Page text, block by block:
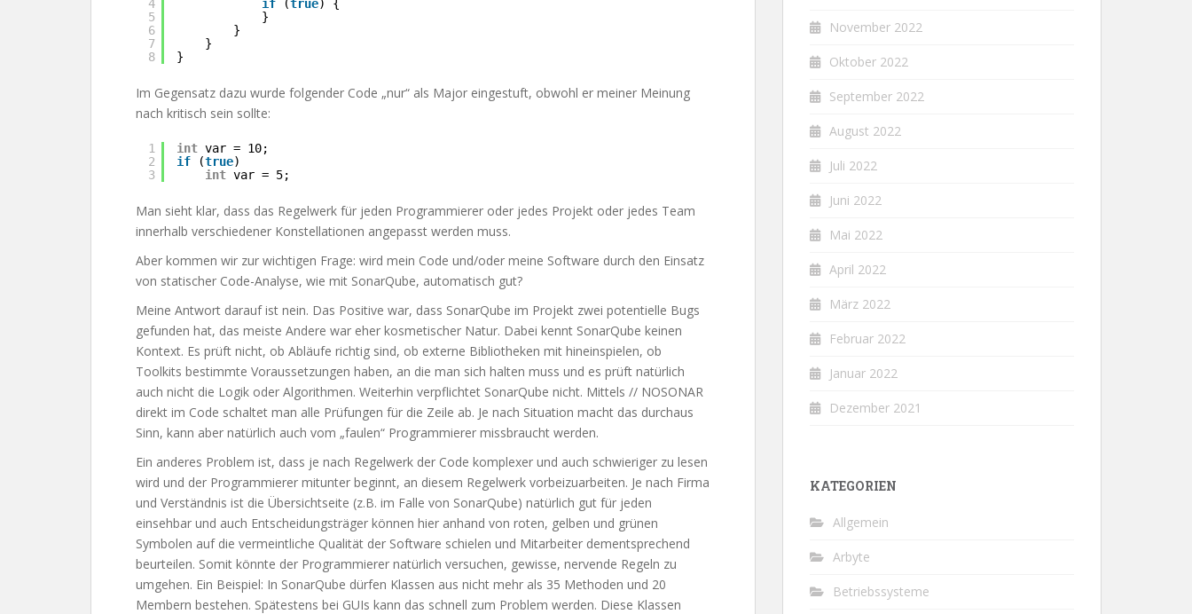
4
5
6
7
8
if
(true) {
}
}
}
}
Im Gegensatz dazu wurde folgender Code „nur“ als Major eingestuft, obwohl er meiner Meinung
nach kritisch sein sollte:
1
2
3
int var = 10;
if
(true)
int var = 5;
Man sieht klar, dass das Regelwerk für jeden Programmierer oder jedes Projekt oder jedes Team
innerhalb verschiedener Konstellationen angepasst werden muss.
Aber kommen wir zur wichtigen Frage: wird mein Code und/oder meine Software durch den Einsatz
von statischer Code-Analyse, wie mit SonarQube, automatisch gut?
Meine Antwort darauf ist nein. Das Positive war, dass SonarQube im Projekt zwei potentielle Bugs
gefunden hat, das meiste Andere war eher kosmetischer Natur. Dabei kennt SonarQube keinen
Kontext. Es prüft nicht, ob Abläufe richtig sind, ob externe Bibliotheken mit hineinspielen, ob
Toolkits bestimmte Voraussetzungen haben, an die man sich halten muss und es prüft natürlich
auch nicht die Logik oder Algorithmen. Weiterhin verpflichtet SonarQube nicht. Mittels // NOSONAR
direkt im Code schaltet man alle Prüfungen für die Zeile ab. Je nach Situation macht das durchaus
Sinn, kann aber natürlich auch vom „faulen“ Programmierer missbraucht werden.
Ein anderes Problem ist, dass je nach Regelwerk der Code komplexer und auch schwieriger zu lesen
wird und der Programmierer mitunter beginnt, an diesem Regelwerk vorbeizuarbeiten. Je nach Firma
und Verständnis ist die Übersichtseite (z.B. im Falle von SonarQube) natürlich gut für jeden
einsehbar und auch Entscheidungsträger können hier anhand von roten, gelben und grünen
Symbolen auf die vermeintliche Qualität der Software schielen und Mitarbeiter dementsprechend
beurteilen. Somit könnte der Programmierer natürlich versuchen, gewisse, nervende Regeln zu
umgehen. Ein Beispiel: In SonarQube dürfen Klassen aus nicht mehr als 35 Methoden und 20
Membern bestehen. Spätestens bei GUIs kann das schnell zum Problem werden. Diese Klassen
November 2022
Oktober 2022
September 2022
August 2022
Juli 2022
Juni 2022
Mai 2022
April 2022
März 2022
Februar 2022
Januar 2022
Dezember 2021
KATEGORIEN
Allgemein
Arbyte
Betriebssysteme